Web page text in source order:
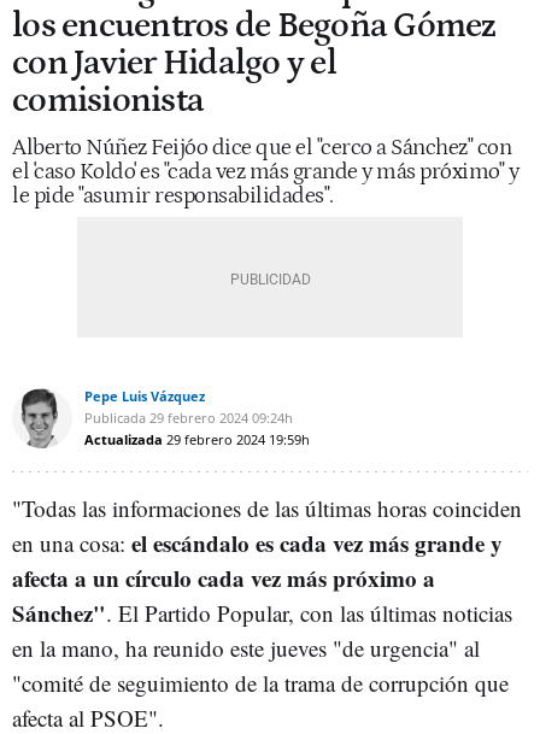
los encuentros de Begoña Gómez
con Javier Hidalgo y el
comisionista
Alberto Núñez Feijóo dice que el "cerco a Sánchez" con
el 'caso Koldo' es "cada vez más grande y más próximo" y
le pide "asumir responsabilidades".
Pepe Luis Vázquez
Publicada 29 febrero 2024 09:24h
Actualizada 29 febrero 2024 19:59h
"Todas las informaciones de las últimas horas coinciden
en una cosa: el escándalo es cada vez más grande y
afecta a un círculo cada vez más próximo a
Sánchez". El Partido Popular, con las últimas noticias
en la mano, ha reunido este jueves "de urgencia" al
"comité de seguimiento de la trama de corrupción que
afecta al PSOE".